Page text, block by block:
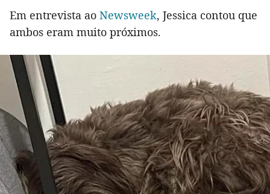
Em entrevista ao Newsweek, Jessica contou que
ambos eram muito próximos.